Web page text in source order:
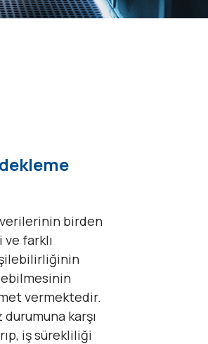
birden
farklı
vermektedir.
karşı
iş sürekliliği